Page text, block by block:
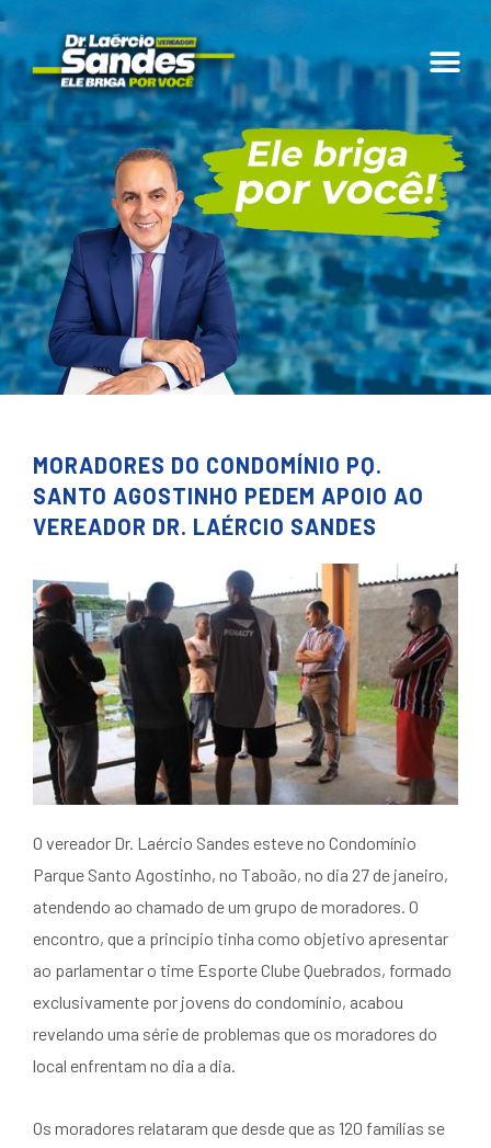
MORADORES DO CONDOMÍNIO PQ.
SANTO AGOSTINHO PEDEM APOIO AO
VEREADOR DR. LAÉRCIO SANDES
O vereador Dr. Laércio Sandes esteve no Condomínio
Parque Santo Agostinho, no Taboão, no dia 27 de janeiro,
atendendo ao chamado de um grupo de moradores. O
encontro, que a princípio tinha como objetivo apresentar
ao parlamentar o time Esporte Clube Quebrados, formado
exclusivamente por jovens do condomínio, acabou
revelando uma série de problemas que os moradores do
local enfrentam no dia a dia.
Os moradores relataram que desde que as 120 famílias se